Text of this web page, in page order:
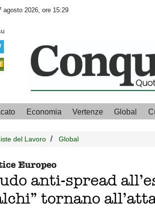
agosto 2026, ore 15:29
Economia Vertenze Global
del Lavoro Global
Europeo
anti-spread
tornano